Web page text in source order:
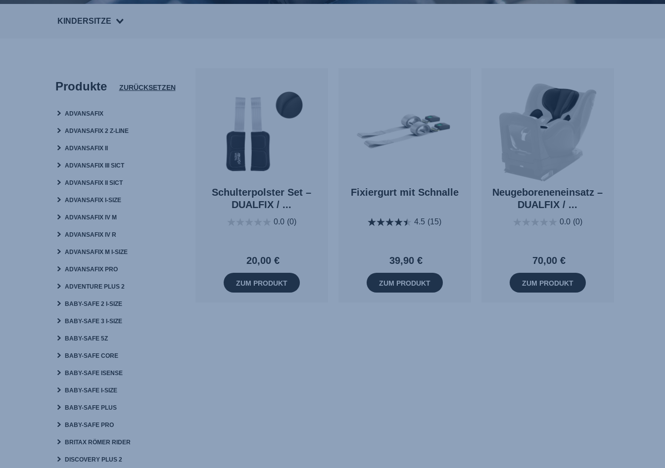
KINDERSITZE
Schulterpolster Set –
DUALFIX / ...
0.0 (0)
20,00 €
ZUM PRODUKT
Fixiergurt mit Schnalle
4.5 (15)
39,90 €
ZUM PRODUKT
Neugeboreneneinsatz –
DUALFIX / ...
0.0 (0)
70,00 €
ZUM PRODUKT
Produkte ZURÜCKSETZEN
ADVANSAFIX
ADVANSAFIX 2 Z-LINE
ADVANSAFIX II
ADVANSAFIX III SICT
ADVANSAFIX II SICT
ADVANSAFIX I-SIZE
ADVANSAFIX IV M
ADVANSAFIX IV R
ADVANSAFIX M I-SIZE
ADVANSAFIX PRO
ADVENTURE PLUS 2
BABY-SAFE 2 I-SIZE
BABY-SAFE 3 I-SIZE
BABY-SAFE 5Z
BABY-SAFE CORE
BABY-SAFE ISENSE
BABY-SAFE I-SIZE
BABY-SAFE PLUS
BABY-SAFE PRO
BRITAX RÖMER RIDER
DISCOVERY PLUS 2